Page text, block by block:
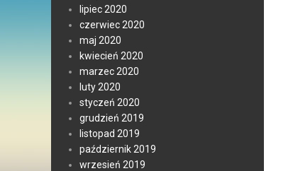
lipiec 2020
czerwiec 2020
maj 2020
kwiecień 2020
marzec 2020
luty 2020
styczeń 2020
grudzień 2019
listopad 2019
październik 2019
wrzesień 2019